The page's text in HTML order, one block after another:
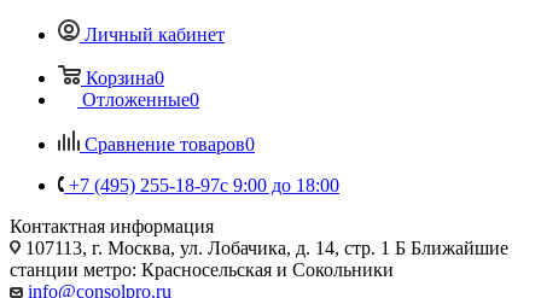
Личный кабинет
Корзина0
Отложенные0
Сравнение товаров0
+7 (495) 255-18-97с 9:00 до 18:00
Контактная информация
107113, г. Москва, ул. Лобачика, д. 14, стр. 1 Б Ближайшие
станции метро: Красносельская и Сокольники
info@consolpro.ru